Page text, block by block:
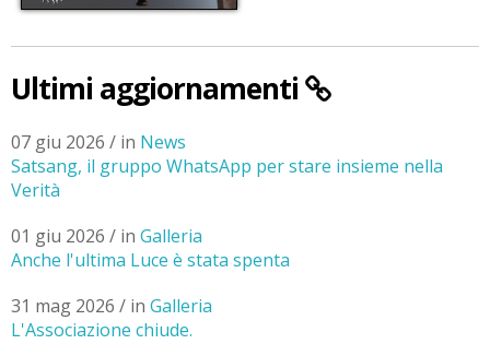
Ultimi aggiornamenti
07 giu 2026 / in News
Satsang, il gruppo WhatsApp per stare insieme nella
Verità
01 giu 2026 / in Galleria
Anche l'ultima Luce è stata spenta
31 mag 2026 / in Galleria
L'Associazione chiude.